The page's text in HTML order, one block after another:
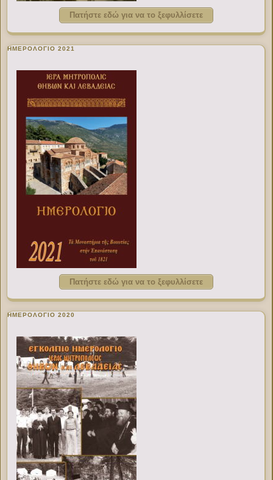
Πατήστε εδώ για να το ξεφυλλίσετε
ΗΜΕΡΟΛΟΓΙΟ 2021
Πατήστε εδώ για να το ξεφυλλίσετε
ΗΜΕΡΟΛΟΓΙΟ 2020